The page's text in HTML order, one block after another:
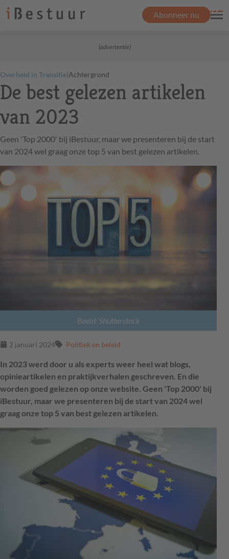
Abonneer nu
(advertentie)
Overheid in Transitie|Achtergrond
De best gelezen artikelen
van 2023
Geen 'Top 2000' bij iBestuur, maar we presenteren bij de start
van 2024 wel graag onze top 5 van best gelezen artikelen.
Beeld: Shutterstock
2 januari 2024 Politiek en beleid
In 2023 werd door u als experts weer heel wat blogs,
opinieartikelen en praktijkverhalen geschreven. En die
worden goed gelezen op onze website. Geen 'Top 2000' bij
iBestuur, maar we presenteren bij de start van 2024 wel
graag onze top 5 van best gelezen artikelen.